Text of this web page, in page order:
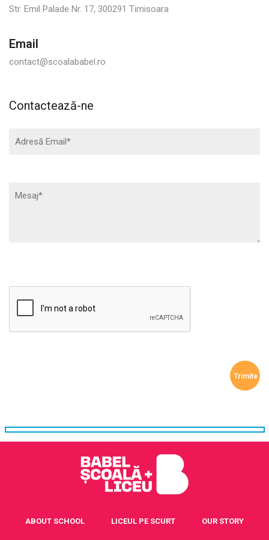
Str. Emil Palade Nr. 17, 300291 Timisoara
Email
contact@scoalababel.ro
Contactează-ne
ABOUT SCHOOL LICEUL PE SCURT OUR STORY